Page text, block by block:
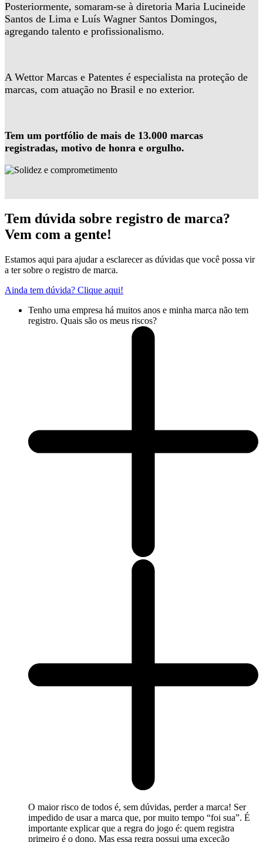
Posteriormente, somaram-se à diretoria Maria Lucineide
Santos de Lima e Luís Wagner Santos Domingos,
agregando talento e profissionalismo.
A Wettor Marcas e Patentes é especialista na proteção de
marcas, com atuação no Brasil e no exterior.
Tem um portfólio de mais de 13.000 marcas
registradas, motivo de honra e orgulho.
Tem dúvida sobre registro de marca?
Vem com a gente!
Estamos aqui para ajudar a esclarecer as dúvidas que você possa vir
a ter sobre o registro de marca.
Ainda tem dúvida? Clique aqui!
Tenho uma empresa há muitos anos e minha marca não tem
registro. Quais são os meus riscos?
O maior risco de todos é, sem dúvidas, perder a marca! Ser
impedido de usar a marca que, por muito tempo “foi sua”. É
importante explicar que a regra do jogo é: quem registra
primeiro é o dono. Mas essa regra possui uma exceção